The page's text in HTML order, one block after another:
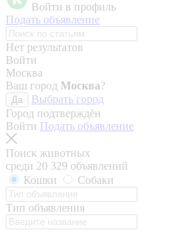
Войти в профиль
Подать объявление
Нет результатов
Войти
Москва
Ваш город Москва?
Да
Выбрать город
Город подтверждён
Войти Подать объявление
Поиск животных
среди 20 329 объявлений
Кошки
Собаки
Тип объявления